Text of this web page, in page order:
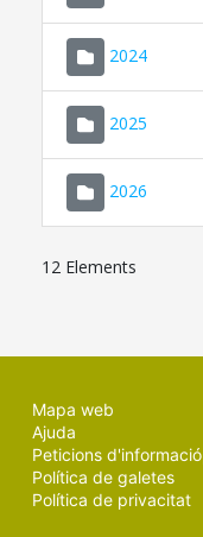
2024
2025
2026
12 Elements
Mapa web
Ajuda
Peticions
Política de galetes
Política de privacitat